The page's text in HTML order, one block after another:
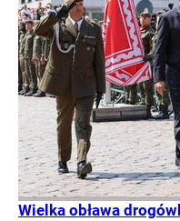
Wielka obława